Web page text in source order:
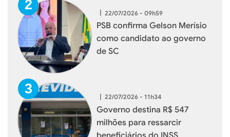
22/07/2026 - 09h59
PSB confirma Gelson Merísio
como candidato ao governo
de SC
| 22/07/2026 - 11h34
Governo destina R$ 547
milhões para ressarcir